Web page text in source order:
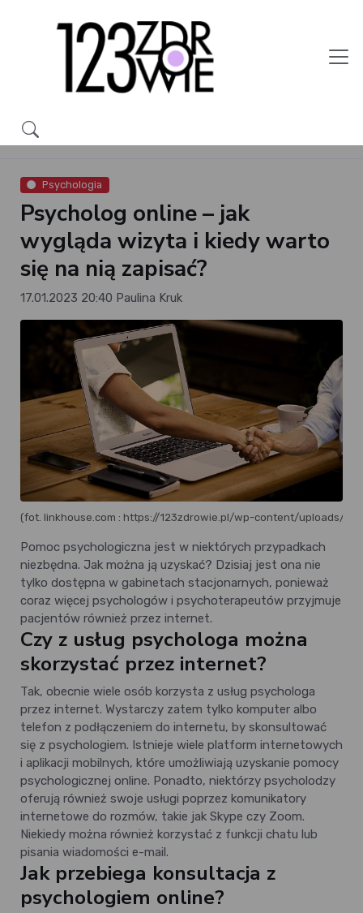
Psychologia
Psycholog online – jak
wygląda wizyta i kiedy warto
się na nią zapisać?
17.01.2023 20:40 Paulina Kruk
(fot. linkhouse.com : https://123zdrowie.pl/wp-content/uploads/
Pomoc psychologiczna jest w niektórych przypadkach
niezbędna. Jak można ją uzyskać? Dzisiaj jest ona nie
tylko dostępna w gabinetach stacjonarnych, ponieważ
coraz więcej psychologów i psychoterapeutów przyjmuje
pacjentów również przez internet.
Czy z usług psychologa można
skorzystać przez internet?
Tak, obecnie wiele osób korzysta z usług psychologa
przez internet. Wystarczy zatem tylko komputer albo
telefon z podłączeniem do internetu, by skonsultować
się z psychologiem. Istnieje wiele platform internetowych
i aplikacji mobilnych, które umożliwiają uzyskanie pomocy
psychologicznej online. Ponadto, niektórzy psycholodzy
oferują również swoje usługi poprzez komunikatory
internetowe do rozmów, takie jak Skype czy Zoom.
Niekiedy można również korzystać z funkcji chatu lub
pisania wiadomości e-mail.
Jak przebiega konsultacja z
psychologiem online?